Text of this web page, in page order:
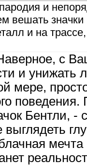
и
вешать
и на
с
и унижать
мере,
Бентли, -
выглядеть